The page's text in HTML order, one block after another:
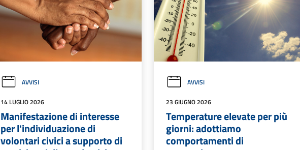
AVVISI
14 LUGLIO 2026
Manifestazione di interesse
per l'individuazione di
volontari civici a supporto di
AVVISI
23 GIUGNO 2026
Temperature elevate per più
giorni: adottiamo
comportamenti di